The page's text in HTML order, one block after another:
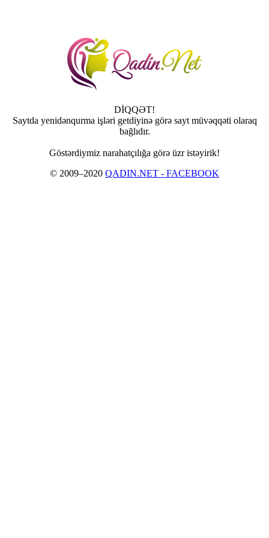
DİQQƏT!
Saytda yenidənqurma işləri getdiyinə görə sayt müvəqqəti olaraq
bağlıdır.
Göstərdiymiz narahatçılığa görə üzr istəyirik!
© 2009–2020 QADIN.NET - FACEBOOK